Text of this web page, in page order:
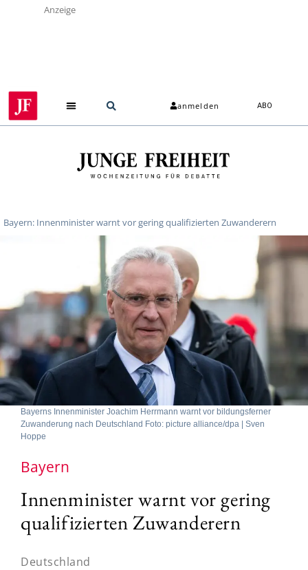
Anzeige
anmelden ABO
Bayern: Innenminister warnt vor gering qualifizierten Zuwanderern
Bayerns Innenminister Joachim Herrmann warnt vor bildungsferner
Zuwanderung nach Deutschland Foto: picture alliance/dpa | Sven
Hoppe
Bayern
Innenminister warnt vor gering
qualifizierten Zuwanderern
Deutschland